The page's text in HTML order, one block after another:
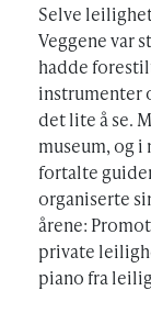
Selve
Veggene var
hadde
instrumenter
det lite å se.
museum, og
fortalte
organiserte
årene:
private
piano fra